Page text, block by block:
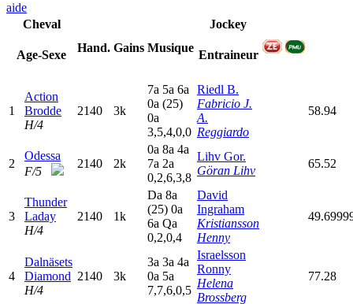
aide
Cheval
Age-Sexe
Hand. Gains Musique
Jockey
Entraineur
1
Action
Brodde
H/4
2140 3k
7a 5a 6a
0a (25)
0a
3,5,4,0,0
Riedl B.
Fabricio J.
A.
Reggiardo
58.94
2
Odessa
F/5
2140 2k
0a 8a 4a
7a 2a
0,2,6,3,8
Lihv Gor.
Göran Lihv
65.52
3
Thunder
Laday
H/4
2140 1k
Da 8a
(25) 0a
6a Qa
0,2,0,4
David
Ingraham
Kristiansson
Henny
4
Dalnäsets
Diamond
H/4
2140 3k
3a 3a 4a
0a 5a
7,7,6,0,5
Israelsson
Ronny
Helena
Brossberg
77.28